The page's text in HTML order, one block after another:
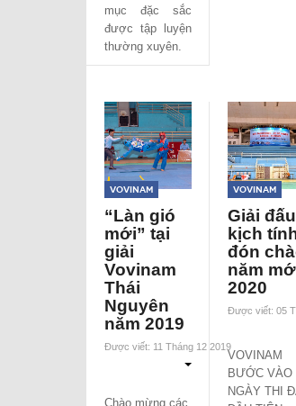
mục đặc sắc
được tập luyện
thường xuyên.
Vovinam
“Làn gió
mới” tại
giải
Vovinam
Thái
Nguyên
năm 2019
Được viết: 11 Tháng 12 2019
Chào mừng các
Vovinam
Giải đấu
kịch
đón
năm
2020
Được viết: 05
VOVINAM
BƯỚC VÀO
NGÀY THI